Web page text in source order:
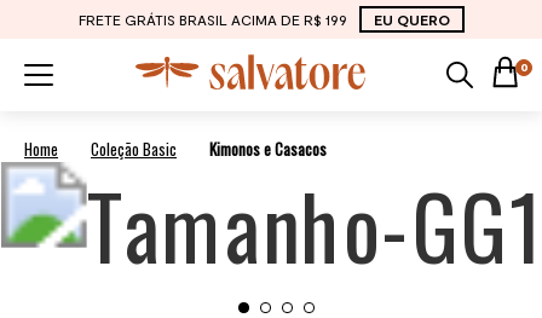
FRETE GRÁTIS BRASIL ACIMA DE R$ 199 EU QUERO
0
Coleção Basic Kimonos e Casacos